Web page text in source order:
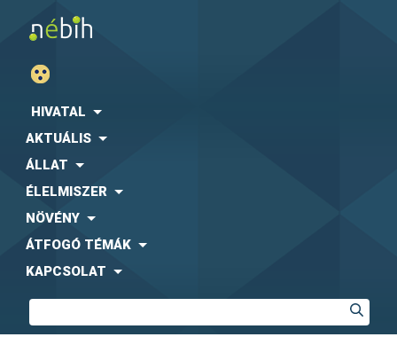
HIVATAL
AKTUÁLIS
ÁLLAT
ÉLELMISZER
NÖVÉNY
ÁTFOGÓ TÉMÁK
KAPCSOLAT